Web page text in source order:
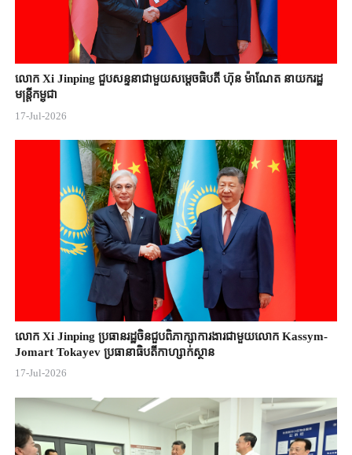
លោក Xi Jinping ជួបសន្ទនាជាមួយសម្តេចធិបតី ហ៊ុន ម៉ាណែត នាយករដ្ឋ
មន្ត្រីកម្ពុជា
17-Jul-2026
លោក Xi Jinping ប្រធានរដ្ឋចិន​ជួបពិភាក្សា​ការងារជាមួយ​លោក Kassym-
Jomart ​Tokayev ​ប្រធានាធិបតី​កាហ្សាក់ស្ថាន​
17-Jul-2026